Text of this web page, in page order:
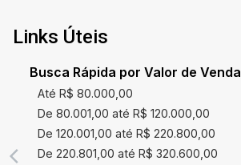
Links Úteis
Busca Rápida por Valor de Venda
Até R$ 80.000,00
De 80.001,00 até R$ 120.000,00
De 120.001,00 até R$ 220.800,00
De 220.801,00 até R$ 320.600,00